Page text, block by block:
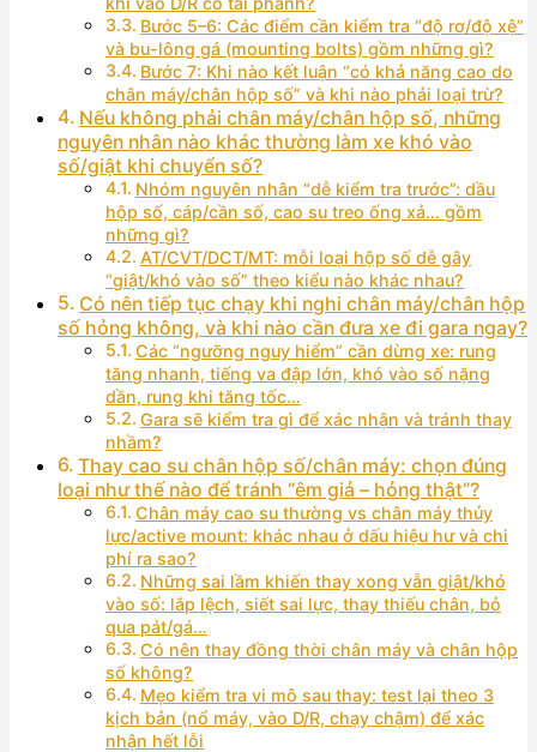
Bước 5–6: Các điểm cần kiểm tra “độ rơ/độ xệ”
và bu-lông gá (mounting bolts) gồm những gì?
Bước 7: Khi nào kết luận “có khả năng cao do
chân máy/chân hộp số” và khi nào phải loại trừ?
Nếu không phải chân máy/chân hộp số, những
nguyên nhân nào khác thường làm xe khó vào
số/giật khi chuyển số?
Nhóm nguyên nhân “dễ kiểm tra trước”: dầu
hộp số, cáp/cần số, cao su treo ống xả… gồm
những gì?
AT/CVT/DCT/MT: mỗi loại hộp số dễ gây
“giật/khó vào số” theo kiểu nào khác nhau?
Có nên tiếp tục chạy khi nghi chân máy/chân hộp
số hỏng không, và khi nào cần đưa xe đi gara ngay?
Các “ngưỡng nguy hiểm” cần dừng xe: rung
tăng nhanh, tiếng va đập lớn, khó vào số nặng
dần, rung khi tăng tốc…
Gara sẽ kiểm tra gì để xác nhận và tránh thay
nhầm?
Thay cao su chân hộp số/chân máy: chọn đúng
loại như thế nào để tránh “êm giả – hỏng thật”?
Chân máy cao su thường vs chân máy thủy
lực/active mount: khác nhau ở dấu hiệu hư và chi
phí ra sao?
Những sai lầm khiến thay xong vẫn giật/khó
vào số: lắp lệch, siết sai lực, thay thiếu chân, bỏ
qua pát/gá…
Có nên thay đồng thời chân máy và chân hộp
số không?
Mẹo kiểm tra vi mô sau thay: test lại theo 3
kịch bản (nổ máy, vào D/R, chạy chậm) để xác
nhận hết lỗi